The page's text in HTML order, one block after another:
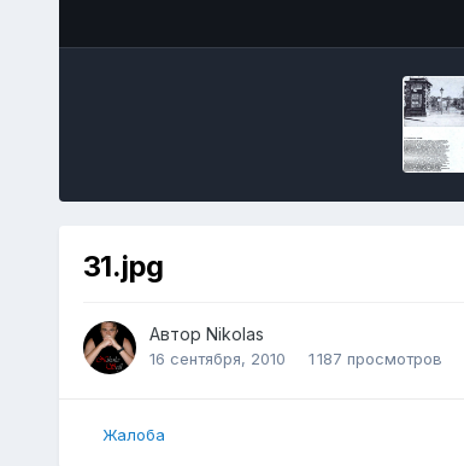
31.jpg
Автор Nikolas
16 сентября, 2010 1 187 просмотров
Жалоба